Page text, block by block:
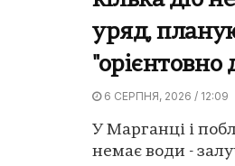
уряд,
"орієнтовно
6 СЕРПНЯ, 2026 / 12:09
У Марганці і
немає води -